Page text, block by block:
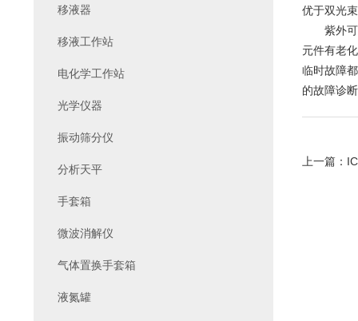
优于双光
紫外可见
元件有老
临时故障
的故障诊
上一篇：
移液器
移液工作站
电化学工作站
光学仪器
振动筛分仪
分析天平
手套箱
微波消解仪
气体置换手套箱
液氮罐